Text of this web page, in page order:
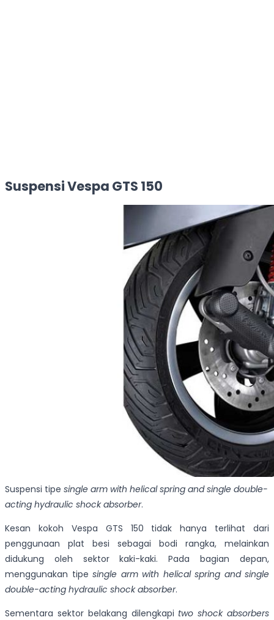
Suspensi Vespa GTS 150
Suspensi tipe single arm with helical spring and single double-
acting hydraulic shock absorber.
Kesan kokoh Vespa GTS 150 tidak hanya terlihat dari
penggunaan plat besi sebagai bodi rangka, melainkan
didukung oleh sektor kaki-kaki. Pada bagian depan,
menggunakan tipe single arm with helical spring and single
double-acting hydraulic shock absorber.
Sementara sektor belakang dilengkapi two shock absorbers